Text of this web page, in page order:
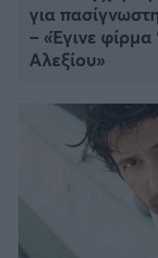
για
– «Έγινε
Αλεξίου»